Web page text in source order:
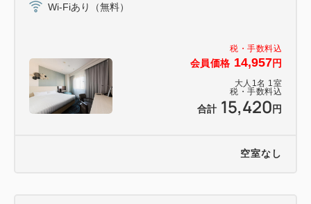
税・手数料込
会員価格 14,957円
大人 1 名 1 室
税・手数料込
合計 15,420 円
Wi-Fiあり（無料）
空室なし